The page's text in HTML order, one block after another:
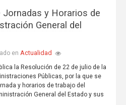
y Horarios de
General del
en Actualidad
la Resolución de 22 de julio de la
Públicas, por la que se
y horarios de trabajo del
General del Estado y sus